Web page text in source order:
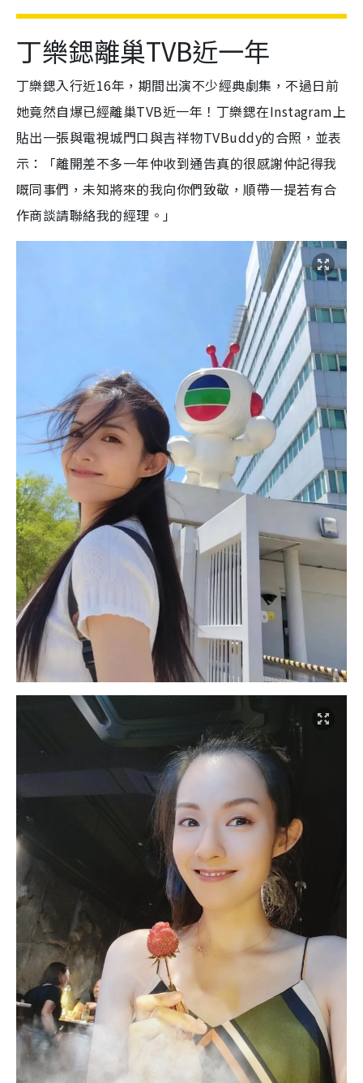
丁樂鍶離巢TVB近一年
丁樂鍶入行近16年，期間出演不少經典劇集，不過日前
她竟然自爆已經離巢TVB近一年！丁樂鍶在Instagram上
貼出一張與電視城門口與吉祥物TVBuddy的合照，並表
示：「離開差不多一年仲收到通告真的很感謝仲記得我
嘅同事們，未知將來的我向你們致敬，順帶一提若有合
作商談請聯絡我的經理。」